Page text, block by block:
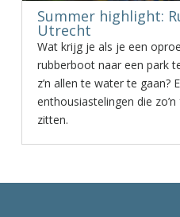
Summer highlight:
Utrecht
Wat krijg je als je een
rubberboot naar een park
z’n allen te water te gaan?
enthousiastelingen die
zitten.